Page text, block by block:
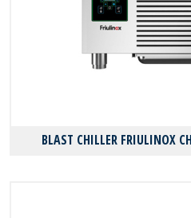
BLAST CHILLER FRIULINOX